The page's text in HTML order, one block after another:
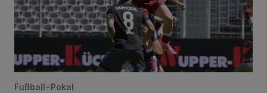
Fußball-Pokal